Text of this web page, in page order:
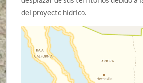
del proyecto hídrico.